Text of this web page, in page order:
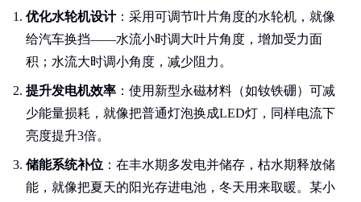
优化水轮机设计：采用可调节叶片角度的水轮机，就像
给汽车换挡——水流小时调大叶片角度，增加受力面
积；水流大时调小角度，减少阻力。
提升发电机效率 ：使用新型永磁材料（如钕铁硼）可减
少能量损耗，就像把普通灯泡换成LED灯，同样电流下
亮度提升3倍。
储能系统补位 ：在丰水期多发电并储存，枯水期释放储
能，就像把夏天的阳光存进电池，冬天用来取暖。某小